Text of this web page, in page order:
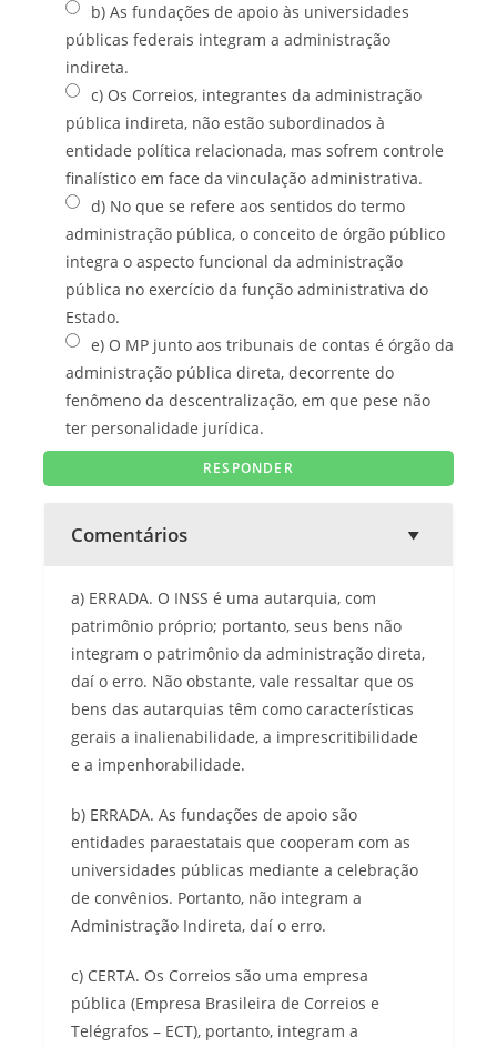
b) As fundações de apoio às universidades
públicas federais integram a administração
indireta.
c) Os Correios, integrantes da administração
pública indireta, não estão subordinados à
entidade política relacionada, mas sofrem controle
finalístico em face da vinculação administrativa.
d) No que se refere aos sentidos do termo
administração pública, o conceito de órgão público
integra o aspecto funcional da administração
pública no exercício da função administrativa do
Estado.
e) O MP junto aos tribunais de contas é órgão da
administração pública direta, decorrente do
fenômeno da descentralização, em que pese não
ter personalidade jurídica.
Comentários
a) ERRADA. O INSS é uma autarquia, com
patrimônio próprio; portanto, seus bens não
integram o patrimônio da administração direta,
daí o erro. Não obstante, vale ressaltar que os
bens das autarquias têm como características
gerais a inalienabilidade, a imprescritibilidade
e a impenhorabilidade.
b) ERRADA. As fundações de apoio são
entidades paraestatais que cooperam com as
universidades públicas mediante a celebração
de convênios. Portanto, não integram a
Administração Indireta, daí o erro.
c) CERTA. Os Correios são uma empresa
pública (Empresa Brasileira de Correios e
Telégrafos – ECT), portanto, integram a